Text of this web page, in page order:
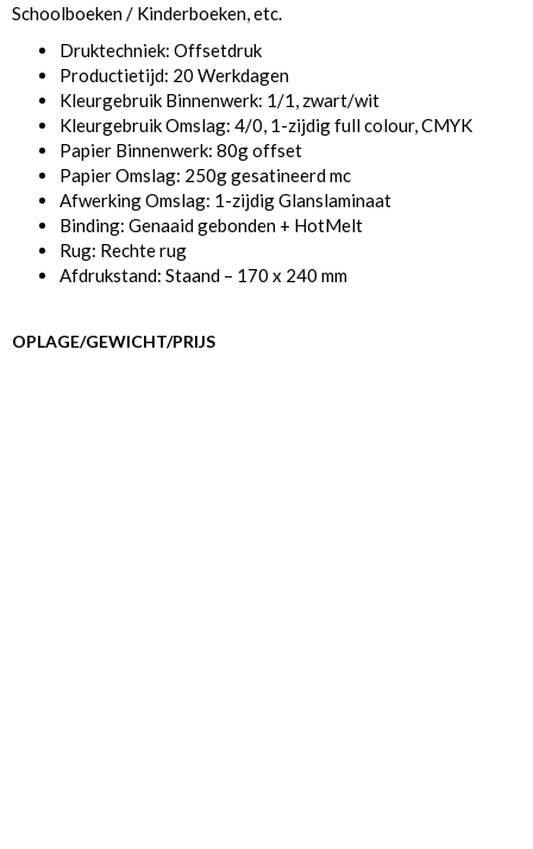
Schoolboeken / Kinderboeken, etc.
Druktechniek: Offsetdruk
Productietijd: 20 Werkdagen
Kleurgebruik Binnenwerk: 1/1, zwart/wit
Kleurgebruik Omslag: 4/0, 1-zijdig full colour, CMYK
Papier Binnenwerk: 80g offset
Papier Omslag: 250g gesatineerd mc
Afwerking Omslag: 1-zijdig Glanslaminaat
Binding: Genaaid gebonden + HotMelt
Rug: Rechte rug
Afdrukstand: Staand – 170 x 240 mm
OPLAGE/GEWICHT/PRIJS